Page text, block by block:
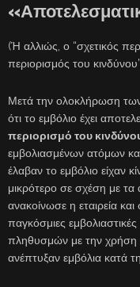
(Ή αλλιώς, ο “σχετικός
περιορισμός του
Μετά την ολοκλήρωση
ότι το εμβόλιο έχει
περιορισμό του
εμβολιασμένων ατόμων
έλαβαν το εμβόλιο είχαν
μικρότερο σε σχέση με
ανακοίνωσε η εταιρεία
παγκόσμιες
πληθυσμών με την χρήση
ανέπτυξαν εμβόλια κατά